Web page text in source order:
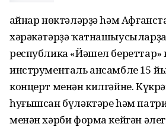
Ҡайнар нөктәләрҙә hәм
хәрәкәтәрҙә
республика «Йәшел береттар»
инструменталь ансамбле 15
концерт менән килгәйне.
һуғышсан бүләктәре hәм
менән хәрби форма кейгән